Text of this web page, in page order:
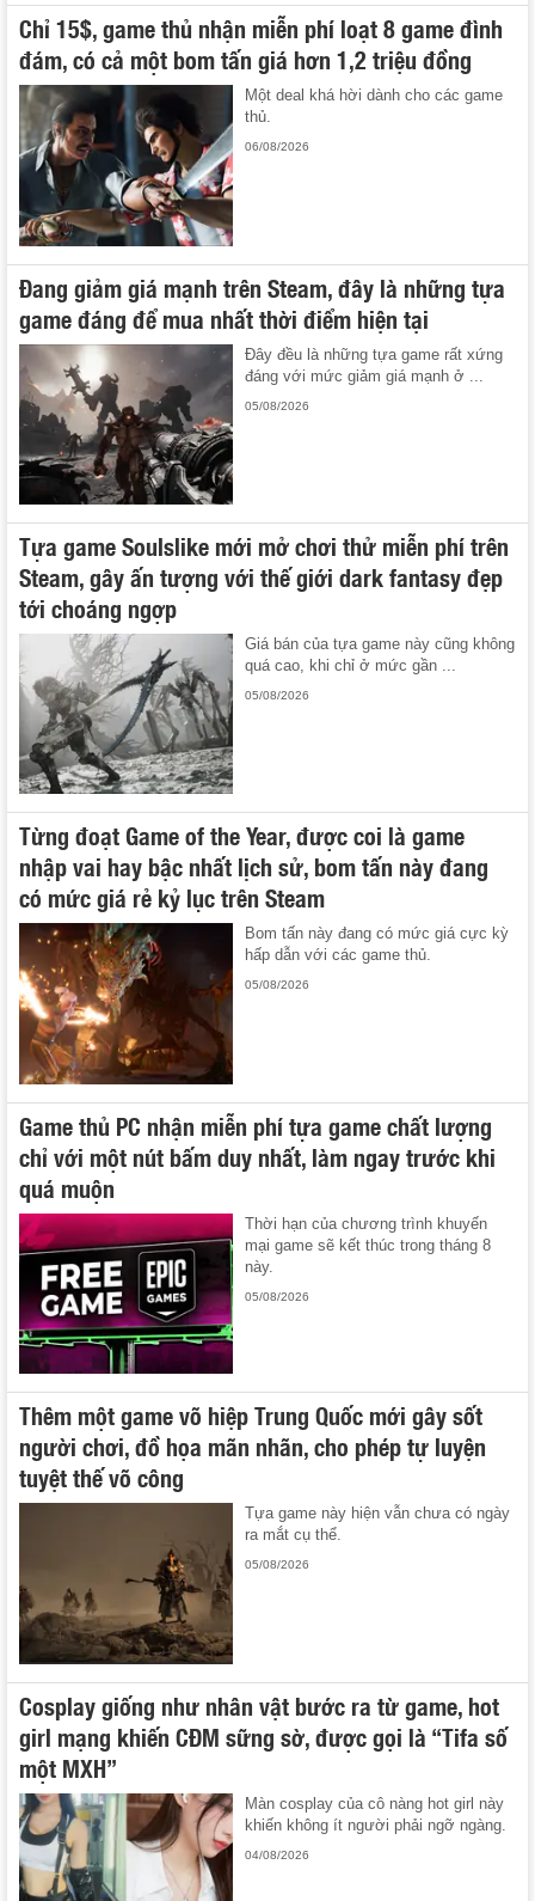
Chỉ 15$, game thủ nhận miễn phí loạt 8 game đình
đám, có cả một bom tấn giá hơn 1,2 triệu đồng
Một deal khá hời dành cho các game
thủ.
06/08/2026
Đang giảm giá mạnh trên Steam, đây là những tựa
game đáng để mua nhất thời điểm hiện tại
Đây đều là những tựa game rất xứng
đáng với mức giảm giá mạnh ở ...
05/08/2026
Tựa game Soulslike mới mở chơi thử miễn phí trên
Steam, gây ấn tượng với thế giới dark fantasy đẹp
tới choáng ngợp
Giá bán của tựa game này cũng không
quá cao, khi chỉ ở mức gần ...
05/08/2026
Từng đoạt Game of the Year, được coi là game
nhập vai hay bậc nhất lịch sử, bom tấn này đang
có mức giá rẻ kỷ lục trên Steam
Bom tấn này đang có mức giá cực kỳ
hấp dẫn với các game thủ.
05/08/2026
Game thủ PC nhận miễn phí tựa game chất lượng
chỉ với một nút bấm duy nhất, làm ngay trước khi
quá muộn
Thời hạn của chương trình khuyến
mại game sẽ kết thúc trong tháng 8
này.
05/08/2026
Thêm một game võ hiệp Trung Quốc mới gây sốt
người chơi, đồ họa mãn nhãn, cho phép tự luyện
tuyệt thế võ công
Tựa game này hiện vẫn chưa có ngày
ra mắt cụ thể.
05/08/2026
Cosplay giống như nhân vật bước ra từ game, hot
girl mạng khiến CĐM sững sờ, được gọi là “Tifa số
một MXH”
Màn cosplay của cô nàng hot girl này
khiến không ít người phải ngỡ ngàng.
04/08/2026